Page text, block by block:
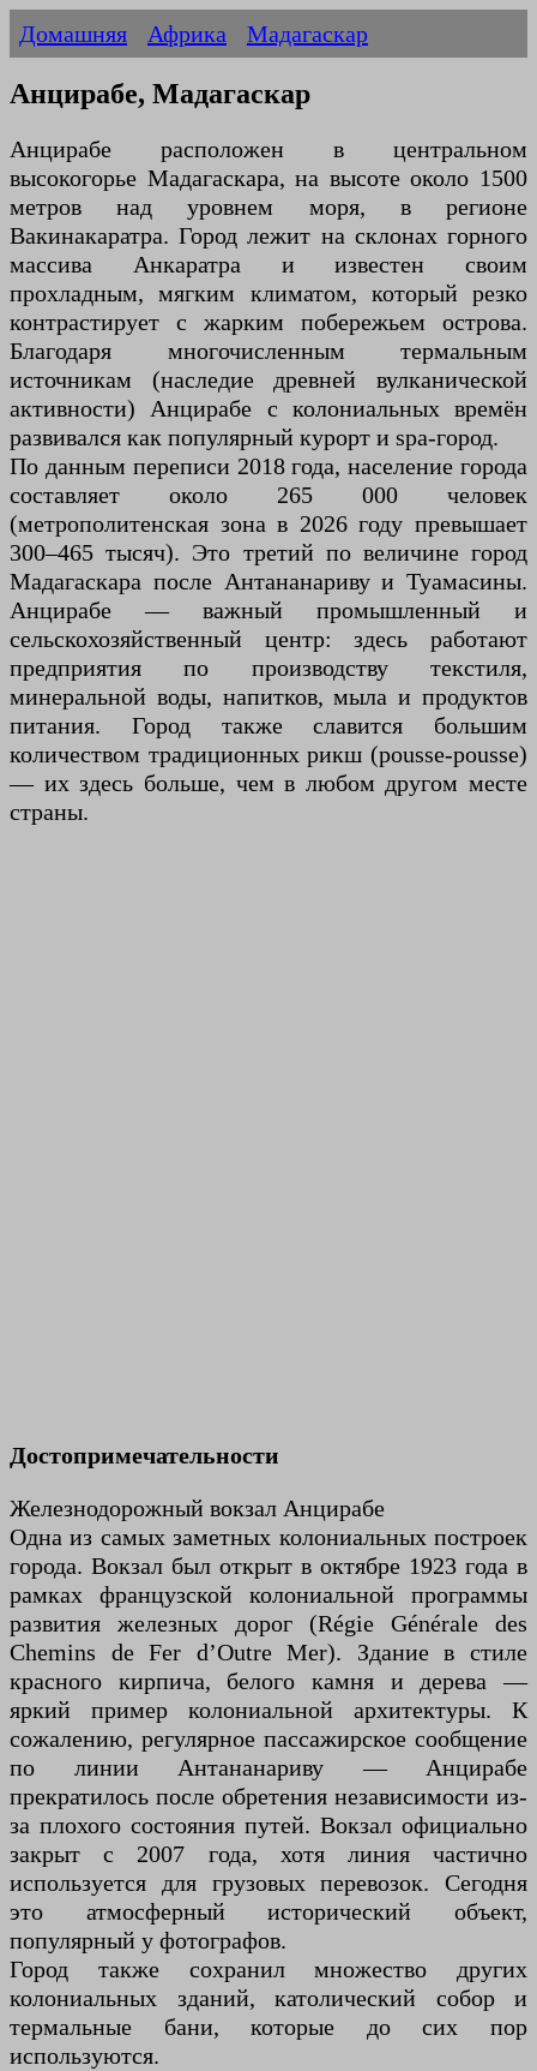
Домашняя Африка Мадагаскар
Анцирабе, Мадагаскар
Анцирабе расположен в центральном
высокогорье Мадагаскара, на высоте около 1500
метров над уровнем моря, в регионе
Вакинакаратра. Город лежит на склонах горного
массива Анкаратра и известен своим
прохладным, мягким климатом, который резко
контрастирует с жарким побережьем острова.
Благодаря многочисленным термальным
источникам (наследие древней вулканической
активности) Анцирабе с колониальных времён
развивался как популярный курорт и spa-город.
По данным переписи 2018 года, население города
составляет около 265 000 человек
(метрополитенская зона в 2026 году превышает
300–465 тысяч). Это третий по величине город
Мадагаскара после Антананариву и Туамасины.
Анцирабе — важный промышленный и
сельскохозяйственный центр: здесь работают
предприятия по производству текстиля,
минеральной воды, напитков, мыла и продуктов
питания. Город также славится большим
количеством традиционных рикш (pousse-pousse)
— их здесь больше, чем в любом другом месте
страны.
Достопримечательности
Железнодорожный вокзал Анцирабе
Одна из самых заметных колониальных построек
города. Вокзал был открыт в октябре 1923 года в
рамках французской колониальной программы
развития железных дорог (Régie Générale des
Chemins de Fer d’Outre Mer). Здание в стиле
красного кирпича, белого камня и дерева —
яркий пример колониальной архитектуры. К
сожалению, регулярное пассажирское сообщение
по линии Антананариву — Анцирабе
прекратилось после обретения независимости из-
за плохого состояния путей. Вокзал официально
закрыт с 2007 года, хотя линия частично
используется для грузовых перевозок. Сегодня
это атмосферный исторический объект,
популярный у фотографов.
Город также сохранил множество других
колониальных зданий, католический собор и
термальные бани, которые до сих пор
используются.